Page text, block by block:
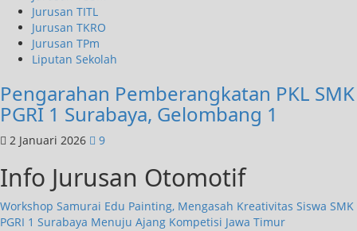
Jurusan TITL
Jurusan TKRO
Jurusan TPm
Liputan Sekolah
Pengarahan Pemberangkatan PKL SMK
PGRI 1 Surabaya, Gelombang 1
2 Januari 2026 9
Info Jurusan Otomotif
Workshop Samurai Edu Painting, Mengasah Kreativitas Siswa SMK
PGRI 1 Surabaya Menuju Ajang Kompetisi Jawa Timur